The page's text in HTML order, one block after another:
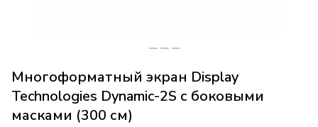
Многоформатный экран Display
Technologies Dynamic-2S с боковыми
масками (300 см)